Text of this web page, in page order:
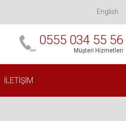
English
0555 034 55 56
Müşteri Hizmetleri
İLETIŞIM